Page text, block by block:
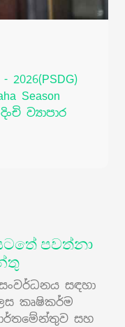
2026(PSDG)
Season
ව්‍යාපාර
පවත්නා
සඳහා
කෘෂිකර්ම
සහ